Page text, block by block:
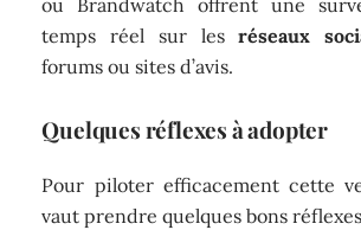
temps réel sur lesréseaux
forums ou sites d’avis.
Quelques réflexes à adopter
Pour piloter efficacement cette
vaut prendre quelques bons